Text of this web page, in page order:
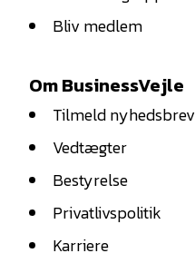
Bliv medlem
Om BusinessVejle
Tilmeld nyhedsbrev
Vedtægter
Bestyrelse
Privatlivspolitik
Karriere